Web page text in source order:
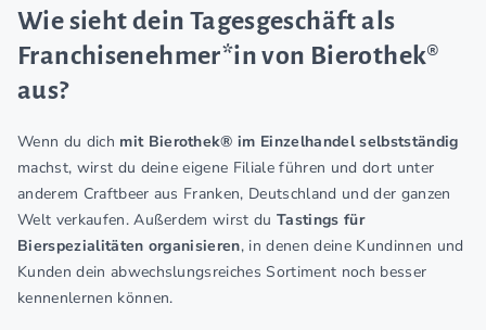
Wie sieht dein Tagesgeschäft als
Franchisenehmer*in von Bierothek®
aus?
Wenn du dich mit Bierothek® im Einzelhandel selbstständig
machst, wirst du deine eigene Filiale führen und dort unter
anderem Craftbeer aus Franken, Deutschland und der ganzen
Welt verkaufen. Außerdem wirst duTastings für
Bierspezialitäten organisieren, in denen deine Kundinnen und
Kunden dein abwechslungsreiches Sortiment noch besser
kennenlernen können.